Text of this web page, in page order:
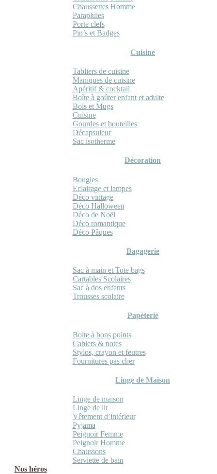
Chaussettes Homme
Parapluies
Porte clefs
Pin’s et Badges
Cuisine
Tabliers de cuisine
Maniques de cuisine
Apéritif & cocktail
Boîte à goûter enfant et adulte
Bols et Mugs
Cuisine
Gourdes et bouteilles
Décapsuleur
Sac isotherme
Décoration
Bougies
Eclairage et lampes
Déco vintage
Déco Halloween
Déco de Noël
Déco romantique
Déco Pâques
Bagagerie
Sac à main et Tote bags
Cartables Scolaires
Sac à dos enfants
Trousses scolaire
Papèterie
Boite à bons points
Cahiers & notes
Stylos, crayon et feutres
Fournitures pas cher
Linge de Maison
Linge de maison
Linge de lit
Vêtement d’intérieur
Pyjama
Peignoir Femme
Peignoir Homme
Chaussons
Serviette de bain
Nos héros